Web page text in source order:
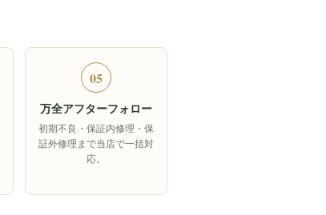
05
万全アフターフォロー
初期不良・保証内修理・保
証外修理まで当店で一括対
応。